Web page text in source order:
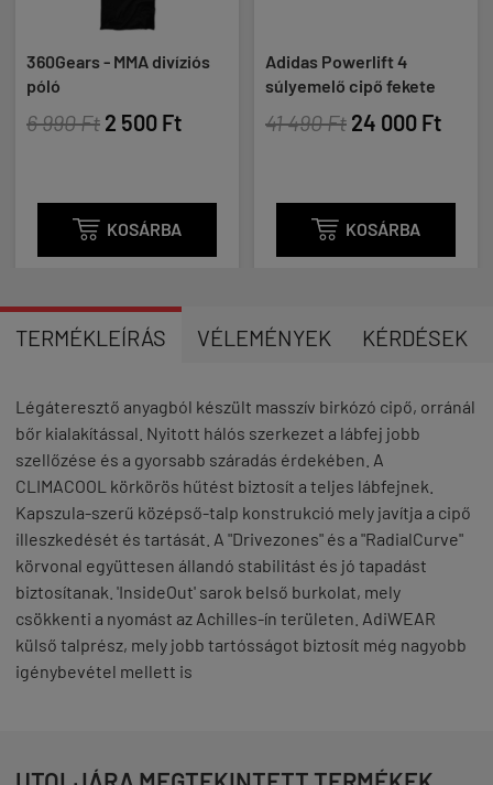
360Gears - MMA divíziós
póló
6 990 Ft 2 500 Ft
 KOSÁRBA
Adidas Powerlift 4
súlyemelő cipő fekete
41 490 Ft 24 000 Ft
 KOSÁRBA
TERMÉKLEÍRÁS VÉLEMÉNYEK KÉRDÉSEK
Légáteresztő anyagból készült masszív birkózó cipő, orránál
bőr kialakítással. Nyitott hálós szerkezet a lábfej jobb
szellőzése és a gyorsabb száradás érdekében. A
CLIMACOOL körkörös hűtést biztosít a teljes lábfejnek.
Kapszula-szerű középső-talp konstrukció mely javítja a cipő
illeszkedését és tartását. A "Drivezones" és a "RadialCurve"
körvonal együttesen állandó stabilitást és jó tapadást
biztosítanak. 'InsideOut' sarok belső burkolat, mely
csökkenti a nyomást az Achilles-ín területen. AdiWEAR
külső talprész, mely jobb tartósságot biztosít még nagyobb
igénybevétel mellett is